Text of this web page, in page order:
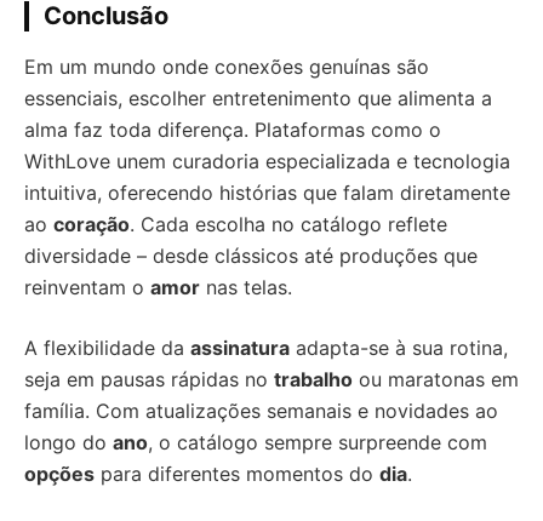
Conclusão
Em um mundo onde conexões genuínas são
essenciais, escolher entretenimento que alimenta a
alma faz toda diferença. Plataformas como o
WithLove unem curadoria especializada e tecnologia
intuitiva, oferecendo histórias que falam diretamente
ao coração. Cada escolha no catálogo reflete
diversidade – desde clássicos até produções que
reinventam o amor nas telas.
A flexibilidade da assinatura adapta-se à sua rotina,
seja em pausas rápidas no trabalho ou maratonas em
família. Com atualizações semanais e novidades ao
longo do ano, o catálogo sempre surpreende com
opções para diferentes momentos do dia.